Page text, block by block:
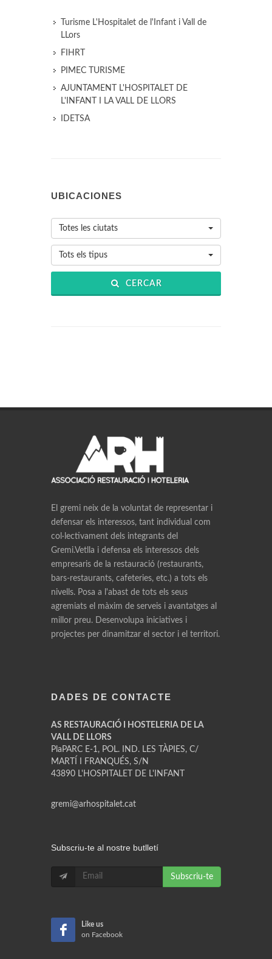
Turisme L'Hospitalet de l'Infant i Vall de
LLors
FIHRT
PIMEC TURISME
AJUNTAMENT L'HOSPITALET DE
L'INFANT I LA VALL DE LLORS
IDETSA
UBICACIONES
Totes les ciutats
Tots els tipus
CERCAR
El gremi neix de la voluntat de representar i
defensar els interessos, tant individual com
col·lectivament dels integrants del
Gremi.Vetlla i defensa els interessos dels
empresaris de la restauració (restaurants,
bars-restaurants, cafeteries, etc.) a tots els
nivells. Posa a l'abast de tots els seus
agremiats el màxim de serveis i avantatges al
millor preu. Desenvolupa iniciatives i
projectes per dinamitzar el sector i el territori.
DADES DE CONTACTE
AS RESTAURACIÓ I HOSTELERIA DE LA
VALL DE LLORS
PlaPARC E-1, POL. IND. LES TÀPIES, C/
MARTÍ I FRANQUÉS, S/N
43890 L'HOSPITALET DE L'INFANT
gremi@arhospitalet.cat
Subscriu-te al nostre butlletí
Subscriu-te
Like us
on Facebook